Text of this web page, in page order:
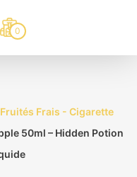
0
Frais - Cigarette
50ml – Hidden Potion